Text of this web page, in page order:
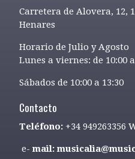
Carretera de Alovera, 12,
Henares
Horario de Julio y Agosto
Lunes a viernes: de 10:00
Sábados de 10:00 a 13:30
Contacto
Teléfono: +34 949263356
e-mail: